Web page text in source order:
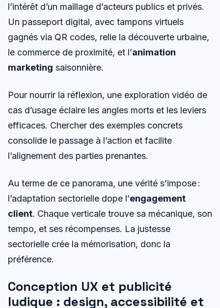
l’intérêt d’un maillage d’acteurs publics et privés.
Un passeport digital, avec tampons virtuels
gagnés via QR codes, relie la découverte urbaine,
le commerce de proximité, et l’animation
marketing saisonnière.
Pour nourrir la réflexion, une exploration vidéo de
cas d’usage éclaire les angles morts et les leviers
efficaces. Chercher des exemples concrets
consolide le passage à l’action et facilite
l’alignement des parties prenantes.
Au terme de ce panorama, une vérité s’impose :
l’adaptation sectorielle dope l’engagement
client. Chaque verticale trouve sa mécanique, son
tempo, et ses récompenses. La justesse
sectorielle crée la mémorisation, donc la
préférence.
Conception UX et publicité
ludique : design, accessibilité et